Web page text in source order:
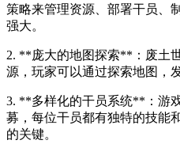
策略来管理资源、部署干员、
强大。
2. **庞大的地图探索**：废土
源，玩家可以通过探索地图，
3. **多样化的干员系统**：游
募，每位干员都有独特的技能
的关键。